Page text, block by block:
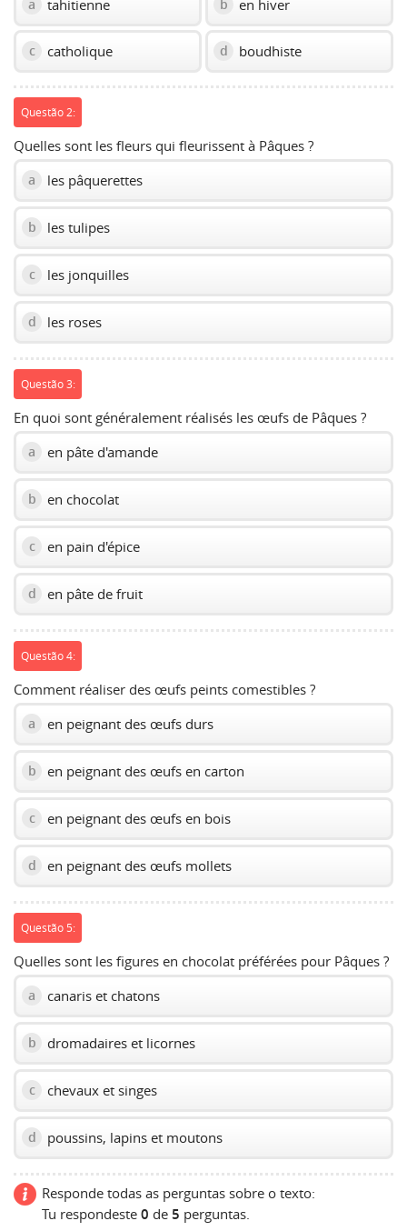
a tahitienne b en hiver
c catholique d boudhiste
Questão 2:
Quelles sont les fleurs qui fleurissent à Pâques ?
a les pâquerettes
b les tulipes
c les jonquilles
d les roses
Questão 3:
En quoi sont généralement réalisés les œufs de Pâques ?
a en pâte d'amande
b en chocolat
c en pain d'épice
d en pâte de fruit
Questão 4:
Comment réaliser des œufs peints comestibles ?
a en peignant des œufs durs
b en peignant des œufs en carton
c en peignant des œufs en bois
d en peignant des œufs mollets
Questão 5:
Quelles sont les figures en chocolat préférées pour Pâques ?
a canaris et chatons
b dromadaires et licornes
c chevaux et singes
d poussins, lapins et moutons
Responde todas as perguntas sobre o texto:
Tu respondeste 0 de 5 perguntas.